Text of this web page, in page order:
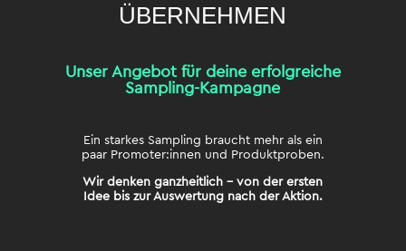
ÜBERNEHMEN
Unser Angebot für deine erfolgreiche
Sampling-Kampagne
Ein starkes Sampling braucht mehr als ein
paar Promoter:innen und Produktproben.
Wir denken ganzheitlich – von der ersten
Idee bis zur Auswertung nach der Aktion.